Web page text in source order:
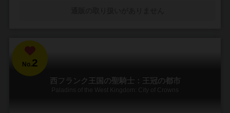
No.2
西フランク王国の聖騎士：王冠の都市
Paladins of the West Kingdom: City of Crowns